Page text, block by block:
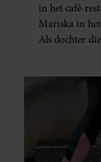
in het café-
Mariska in
Als dochter